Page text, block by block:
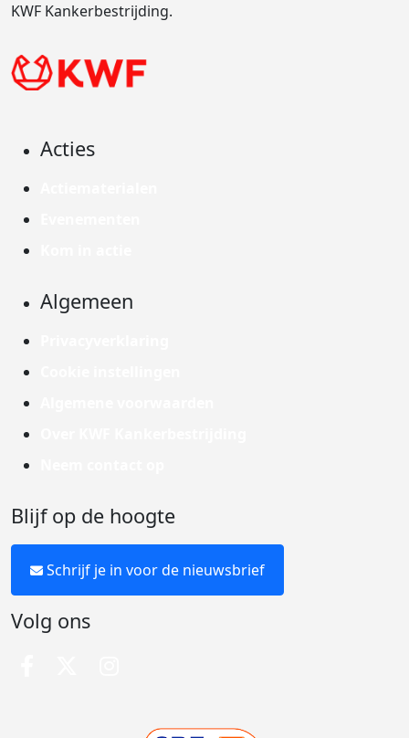
KWF Kankerbestrijding.
Acties
Algemeen
Blijf op de hoogte
Schrijf je in voor de nieuwsbrief
Volg ons